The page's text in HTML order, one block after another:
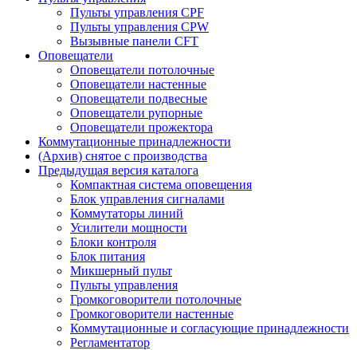
Пульты управления CPF
Пульты управления CPW
Вызывные панели CFT
Оповещатели
Оповещатели потолочные
Оповещатели настенные
Оповещатели подвесные
Оповещатели рупорные
Оповещатели прожектора
Коммутационные принадлежности
(Архив) снятое с производства
Предыдущая версия каталога
Компактная система оповещения
Блок управления сигналами
Коммутаторы линий
Усилители мощности
Блоки контроля
Блок питания
Микшерный пульт
Пульты управления
Громкоговорители потолочные
Громкоговорители настенные
Коммутационные и согласующие принадлежности
Регламентатор